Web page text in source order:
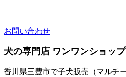
お問い合わせ
犬の専門店 ワンワンショッ
香川県三豊市で子犬販売（マルチ